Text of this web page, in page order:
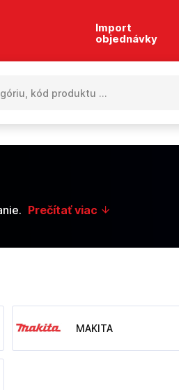
Import
objednávky
Prečítať viac
MAKITA